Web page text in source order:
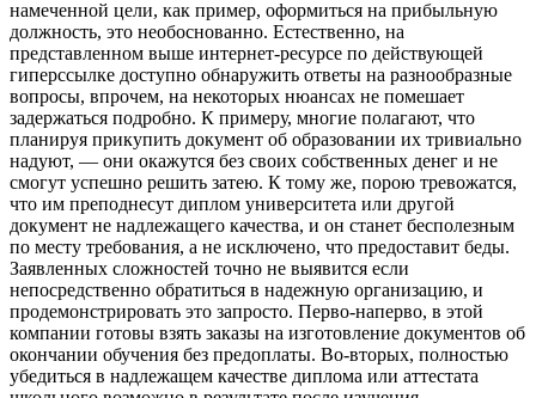
намеченной цели, как пример, оформиться на прибыльную
должность, это необоснованно. Естественно, на
представленном выше интернет-ресурсе по действующей
гиперссылке доступно обнаружить ответы на разнообразные
вопросы, впрочем, на некоторых нюансах не помешает
задержаться подробно. К примеру, многие полагают, что
планируя прикупить документ об образовании их тривиально
надуют, — они окажутся без своих собственных денег и не
смогут успешно решить затею. К тому же, порою тревожатся,
что им преподнесут диплом университета или другой
документ не надлежащего качества, и он станет бесполезным
по месту требования, а не исключено, что предоставит беды.
Заявленных сложностей точно не выявится если
непосредственно обратиться в надежную организацию, и
продемонстрировать это запросто. Перво-наперво, в этой
компании готовы взять заказы на изготовление документов об
окончании обучения без предоплаты. Во-вторых, полностью
убедиться в надлежащем качестве диплома или аттестата